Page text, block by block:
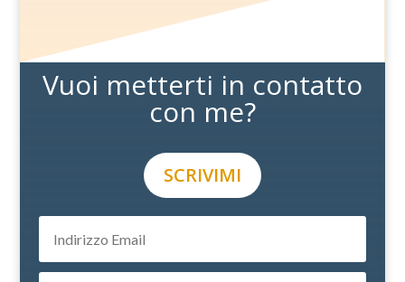
Vuoi metterti in contatto
con me?
SCRIVIMI